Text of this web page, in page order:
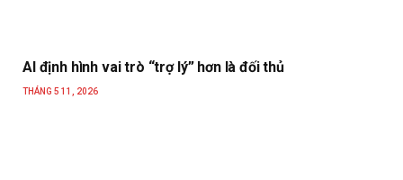
AI định hình vai trò “trợ lý” hơn là đối thủ
THÁNG 5 11, 2026